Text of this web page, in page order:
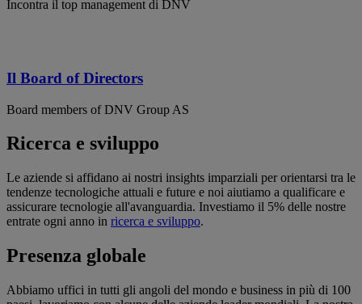
Incontra il top management di DNV
Il Board of Directors
Board members of DNV Group AS
Ricerca e sviluppo
Le aziende si affidano ai nostri insights imparziali per orientarsi tra le
tendenze tecnologiche attuali e future e noi aiutiamo a qualificare e
assicurare tecnologie all'avanguardia. Investiamo il 5% delle nostre
entrate ogni anno in ricerca e sviluppo.
Presenza globale
Abbiamo uffici in tutti gli angoli del mondo e business in più di 100